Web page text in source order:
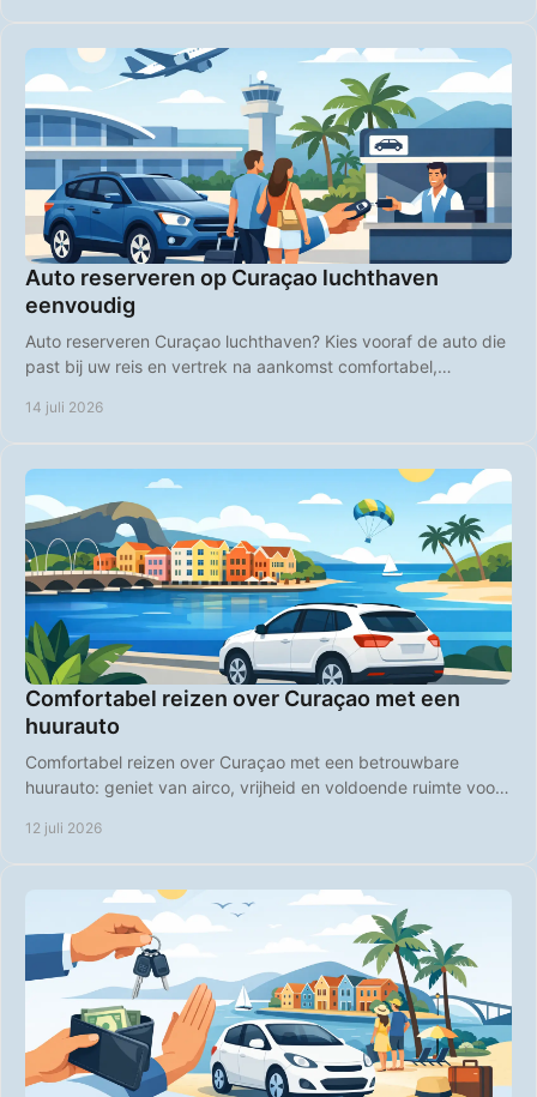
Auto reserveren op Curaçao luchthaven
eenvoudig
Auto reserveren Curaçao luchthaven? Kies vooraf de auto die
past bij uw reis en vertrek na aankomst comfortabel,
14 juli 2026
Comfortabel reizen over Curaçao met een
huurauto
Comfortabel reizen over Curaçao met een betrouwbare
huurauto: geniet van airco, vrijheid en voldoende ruimte voor
12 juli 2026